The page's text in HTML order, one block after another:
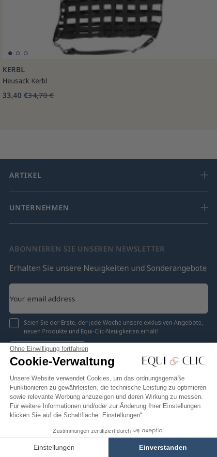
Ohne Einwilligung fortfahren
Cookie-Verwaltung
Unsere Website verwendet Cookies, um das ordnungsgemäße
Funktionieren zu gewährleisten, die technische Leistung zu optimieren
sowie relevante Werbung anzuzeigen und deren Wirkung zu messen.
Für weitere Informationen und/oder zur Änderung Ihrer Einstellungen
klicken Sie auf die Schaltfläche „Einstellungen“.
Zustimmungen zertifiziert durch
Einstellungen Einverstanden
In den Warenkorb
KERBL
Heusack Kerbl
33,40 €34,70 €
ARTIKEL
UNTERNEHMEN
ABONNIEREN SIE UNSEREN NEWSLETTER
Erhalten Sie unsere Neuigkeiten und Sonderangebote
Seien Sie der Erste, der jede Woche unsere exklusiven Angebote,
neuen Produkte und Equi-Clic-Neuigkeiten erhält!
Registrieren
Facebook Twitter
YouTube
Pinterest
Instagram
Equiclic © 2026